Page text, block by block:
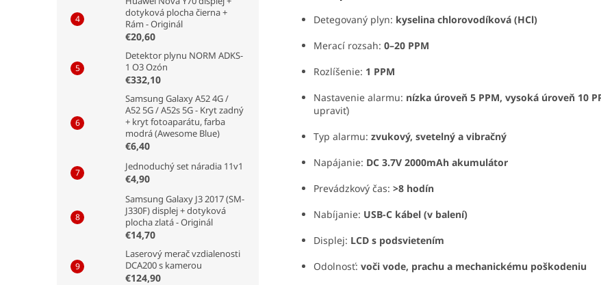
dotyková plocha čierna +
Rám - Originál
€20,60
Detektor plynu NORM ADKS-
1 O3 Ozón
€332,10
Samsung Galaxy A52 4G /
A52 5G / A52s 5G - Kryt zadný
+ kryt fotoaparátu, farba
modrá (Awesome Blue)
€6,40
Jednoduchý set náradia 11v1
€4,90
Samsung Galaxy J3 2017 (SM-
J330F) displej + dotyková
plocha zlatá - Originál
€14,70
Laserový merač vzdialenosti
DCA200 s kamerou
€124,90
Detegovaný plyn: kyselina chlorovodíková (HCl)
Merací rozsah: 0–20 PPM
Rozlíšenie: 1 PPM
Nastavenie alarmu: nízka úroveň 5 PPM, vysoká úroveň 10
upraviť)
Typ alarmu: zvukový, svetelný a vibračný
Napájanie: DC 3.7V 2000mAh akumulátor
Prevádzkový čas: >8 hodín
Nabíjanie: USB-C kábel (v balení)
Displej: LCD s podsvietením
Odolnosť: voči vode, prachu a mechanickému poškodeniu